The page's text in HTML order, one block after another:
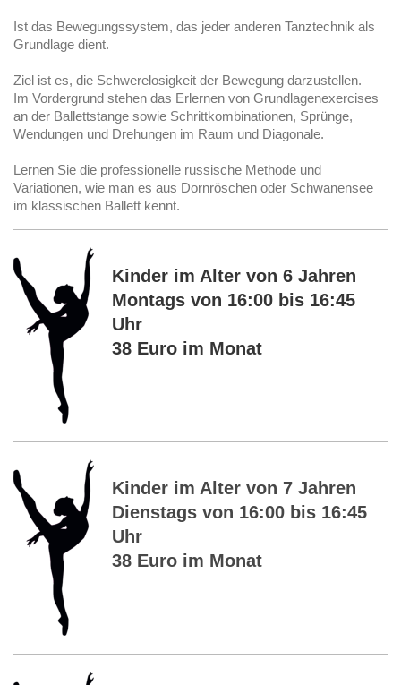
Ist das Bewegungssystem, das jeder anderen Tanztechnik als
Grundlage dient.
Ziel ist es, die Schwerelosigkeit der Bewegung darzustellen.
Im Vordergrund stehen das Erlernen von Grundlagenexercises
an der Ballettstange sowie Schrittkombinationen, Sprünge,
Wendungen und Drehungen im Raum und Diagonale.
Lernen Sie die professionelle russische Methode und
Variationen, wie man es aus Dornröschen oder Schwanensee
im klassischen Ballett kennt.
Kinder im Alter von 6 Jahren
Montags von 16:00 bis 16:45
Uhr
38 Euro im Monat
Kinder im Alter von 7 Jahren
Dienstags von 16:00 bis 16:45
Uhr
38 Euro im Monat